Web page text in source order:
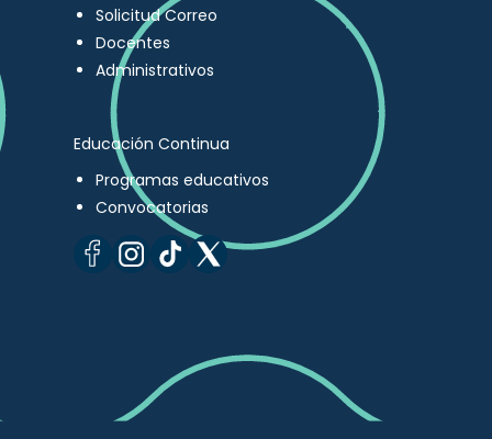
Solicitud Correo
Docentes
Administrativos
Educación Continua
Programas educativos
Convocatorias